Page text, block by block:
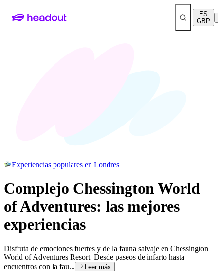
ES
GBP
Experiencias populares en Londres
Complejo Chessington World
of Adventures: las mejores
experiencias
Disfruta de emociones fuertes y de la fauna salvaje en Chessington
World of Adventures Resort. Desde paseos de infarto hasta
encuentros con la fau...
Leer más